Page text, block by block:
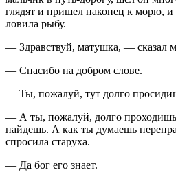
глядят и пришел наконец к морю, и
ловила рыбу.
— Здравствуй, матушка, — сказал
— Спасибо на добром слове.
— Ты, пожалуй, тут долго
— А ты, пожалуй, долго
найдешь. А как ты думаешь
спросила старуха.
— Да бог его знает.